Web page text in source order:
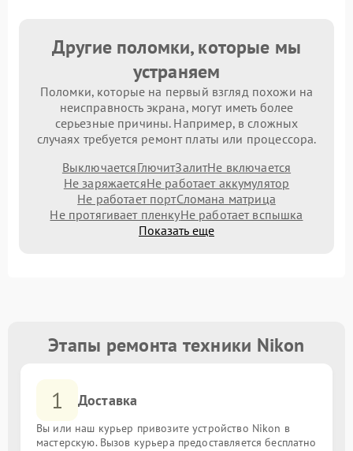
Другие поломки, которые мы
устраняем
Поломки, которые на первый взгляд похожи на
неисправность экрана, могут иметь более
серьезные причины. Например, в сложных
случаях требуется ремонт платы или процессора.
ВыключаетсяГлючитЗалитНе включается
Не заряжаетсяНе работает аккумулятор
Не работает портСломана матрица
Не протягивает пленкуНе работает вспышка
Показать еще
Этапы ремонта техники Nikon
1 Доставка
Вы или наш курьер привозите устройство Nikon в
мастерскую. Вызов курьера предоставляется бесплатно